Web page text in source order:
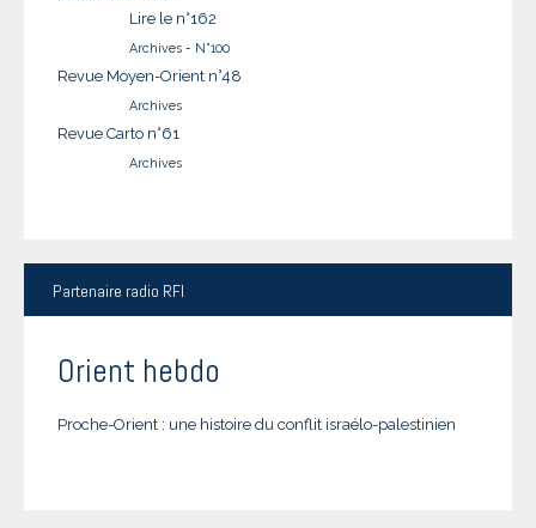
Lire le n°162
Archives - N°100
Revue Moyen-Orient n°48
Archives
Revue Carto n°61
Archives
Partenaire radio RFI
Orient hebdo
Proche-Orient : une histoire du conflit israélo-palestinien